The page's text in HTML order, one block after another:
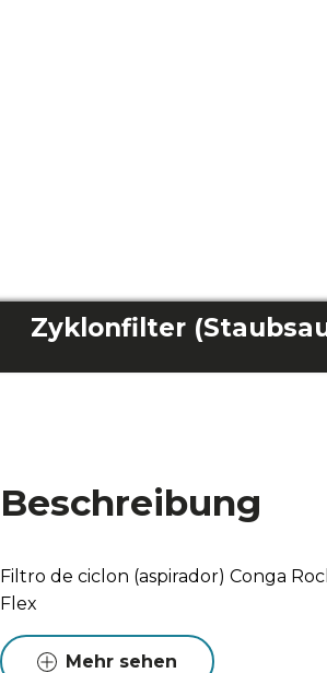
Beschreibung
Filtro de ciclon (aspirador) Conga
Flex
Mehr sehen